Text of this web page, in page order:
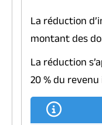
La réduction
montant des
La réduction
20 %du revenu